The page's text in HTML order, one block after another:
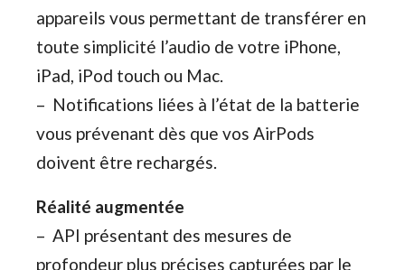
appareils vous permettant de transférer en
toute simplicité l’audio de votre iPhone,
iPad, iPod touch ou Mac.
– Notifications liées à l’état de la batterie
vous prévenant dès que vos AirPods
doivent être rechargés.
Réalité augmentée
– API présentant des mesures de
profondeur plus précises capturées par le